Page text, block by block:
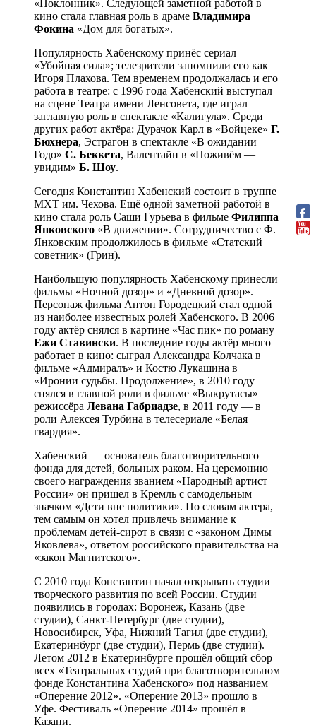
«Поклонник». Следующей заметной работой в
кино стала главная роль в драме Владимира
Фокина «Дом для богатых».
Популярность Хабенскому принёс сериал
«Убойная сила»; телезрители запомнили его как
Игоря Плахова. Тем временем продолжалась и его
работа в театре: с 1996 года Хабенский выступал
на сцене Театра имени Ленсовета, где играл
заглавную роль в спектакле «Калигула». Среди
других работ актёра: Дурачок Карл в «Войцеке» Г.
Бюхнера, Эстрагон в спектакле «В ожидании
Годо» С. Беккета, Валентайн в «Поживём —
увидим» Б. Шоу.
Сегодня Константин Хабенский состоит в труппе
МХТ им. Чехова. Ещё одной заметной работой в
кино стала роль Саши Гурьева в фильме Филиппа
Янковского «В движении». Сотрудничество с Ф.
Янковским продолжилось в фильме «Статский
советник» (Грин).
Наибольшую популярность Хабенскому принесли
фильмы «Ночной дозор» и «Дневной дозор».
Персонаж фильма Антон Городецкий стал одной
из наиболее известных ролей Хабенского. В 2006
году актёр снялся в картине «Час пик» по роману
Ежи Ставински. В последние годы актёр много
работает в кино: сыграл Александра Колчака в
фильме «Адмиралъ» и Костю Лукашина в
«Иронии судьбы. Продолжение», в 2010 году
снялся в главной роли в фильме «Выкрутасы»
режиссёра Левана Габриадзе, в 2011 году — в
роли Алексея Турбина в телесериале «Белая
гвардия».
Хабенский — основатель благотворительного
фонда для детей, больных раком. На церемонию
своего награждения званием «Народный артист
России» он пришел в Кремль с самодельным
значком «Дети вне политики». По словам актера,
тем самым он хотел привлечь внимание к
проблемам детей-сирот в связи с «законом Димы
Яковлева», ответом российского правительства на
«закон Магнитского».
С 2010 года Константин начал открывать студии
творческого развития по всей России. Студии
появились в городах: Воронеж, Казань (две
студии), Санкт-Петербург (две студии),
Новосибирск, Уфа, Нижний Тагил (две студии),
Екатеринбург (две студии), Пермь (две студии).
Летом 2012 в Екатеринбурге прошёл общий сбор
всех «Театральных студий при благотворительном
фонде Константина Хабенского» под названием
«Оперение 2012». «Оперение 2013» прошло в
Уфе. Фестиваль «Оперение 2014» прошёл в
Казани.